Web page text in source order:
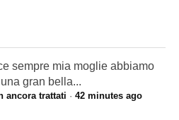
sempre mia moglie abbiamo
gran bella...
ancora trattati · 42 minutes ago